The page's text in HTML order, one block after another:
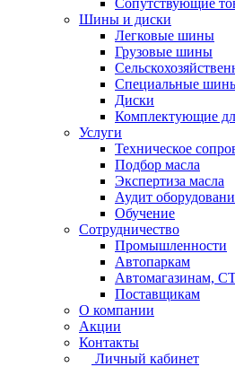
Сопутствующие
Шины и диски
Легковые шины
Грузовые шины
Специальные
Диски
Комплектующие
Услуги
Техническое
Подбор масла
Экспертиза масла
Аудит
Обучение
Сотрудничество
Промышленности
Автопаркам
Автомагазинам,
Поставщикам
О компании
Акции
Контакты
Личный кабинет